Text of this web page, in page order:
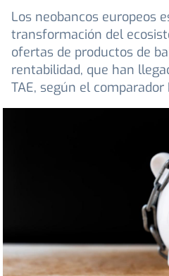
Los neobancos europeos
transformación del
ofertas de productos de
rentabilidad, que han
TAE, según el comparador